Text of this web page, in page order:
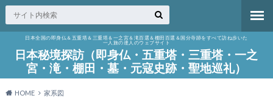
日本全国の即身仏＆五重塔＆三重塔＆一之宮＆滝百選＆棚田百選＆国分寺跡をすべて訪ね歩いた
一人旅の達人のウェブサイト
日本秘境探訪（即身仏・五重塔・三重塔・一之
宮・滝・棚田・墓・元寇史跡・聖地巡礼）
HOME 家系図